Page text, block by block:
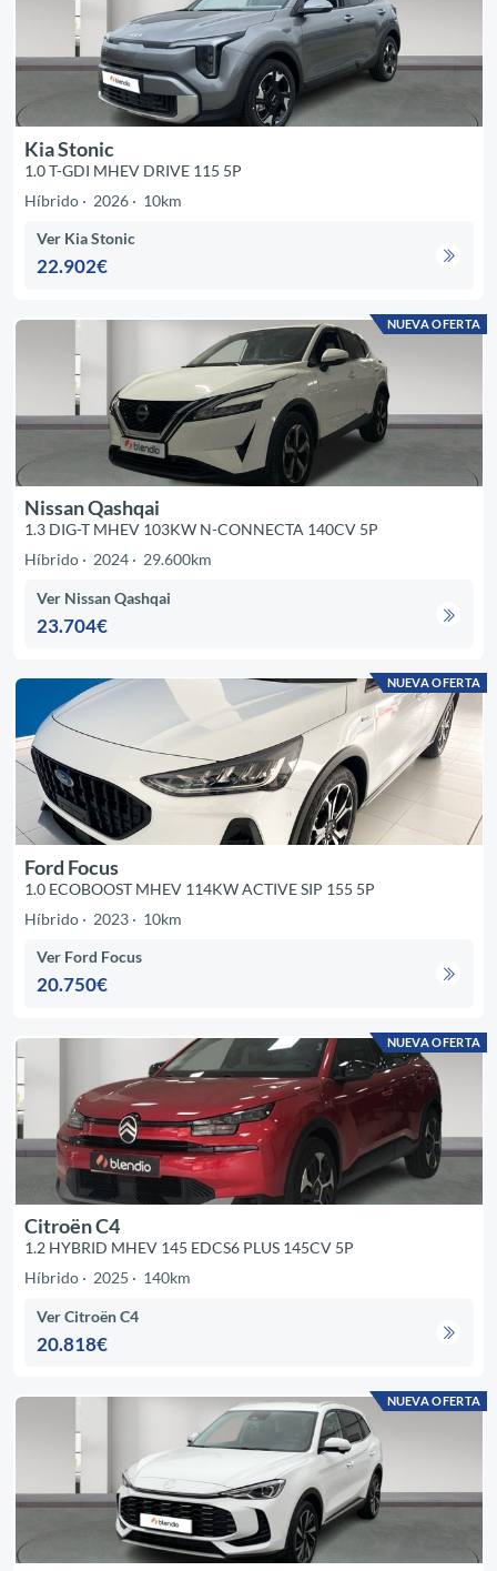
Kia Stonic
1.0 T-GDI MHEV DRIVE 115 5P
Híbrido
2026 10km
Ver Kia Stonic
22.902€
NUEVA OFERTA
Nissan Qashqai
1.3 DIG-T MHEV 103KW N-CONNECTA 140CV 5P
Híbrido
2024 29.600km
Ver Nissan Qashqai
23.704€
NUEVA OFERTA
Ford Focus
1.0 ECOBOOST MHEV 114KW ACTIVE SIP 155 5P
Híbrido
2023 10km
Ver Ford Focus
20.750€
NUEVA OFERTA
Citroën C4
1.2 HYBRID MHEV 145 EDCS6 PLUS 145CV 5P
Híbrido
2025 140km
Ver Citroën C4
20.818€
NUEVA OFERTA